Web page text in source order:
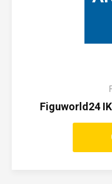
Figuworld24